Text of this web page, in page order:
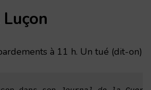
à 11 h. Un tué (dit-on)